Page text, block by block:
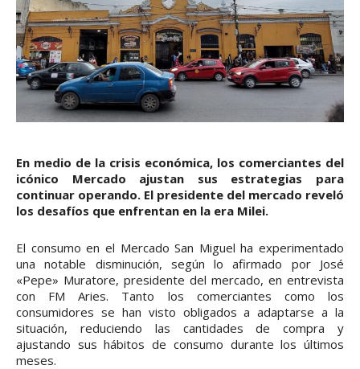
En medio de la crisis económica, los comerciantes del
icónico Mercado ajustan sus estrategias para
continuar operando. El presidente del mercado reveló
los desafíos que enfrentan en la era Milei.
El consumo en el Mercado San Miguel ha experimentado
una notable disminución, según lo afirmado por José
«Pepe» Muratore, presidente del mercado, en entrevista
con FM Aries. Tanto los comerciantes como los
consumidores se han visto obligados a adaptarse a la
situación, reduciendo las cantidades de compra y
ajustando sus hábitos de consumo durante los últimos
meses.